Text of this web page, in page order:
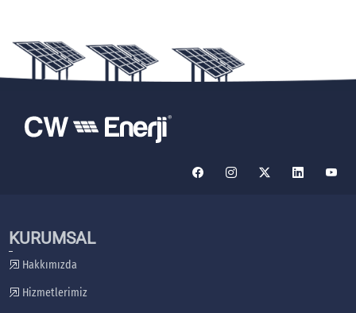
KURUMSAL
Hakkımızda
Hizmetlerimiz